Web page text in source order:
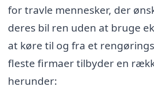
for travle mennesker, der
deres bil ren uden at bruge
at køre til og fra et
fleste firmaer tilbyder en
herunder: